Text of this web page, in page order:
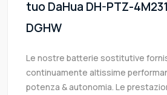
tuo DaHua DH-PTZ-
DGHW
Le nostre batterie sostitutive
continuamente altissime
potenza & autonomia. Le